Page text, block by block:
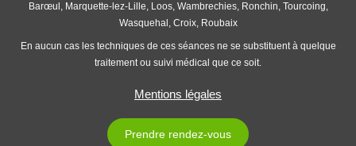
Barœul, Marquette-lez-Lille, Loos, Wambrechies, Ronchin, Tourcoing,
Wasquehal, Croix, Roubaix
En aucun cas les techniques de ces séances ne se substituent à quelque
traitement ou suivi médical que ce soit.
Mentions légales
Prendre rendez-vous